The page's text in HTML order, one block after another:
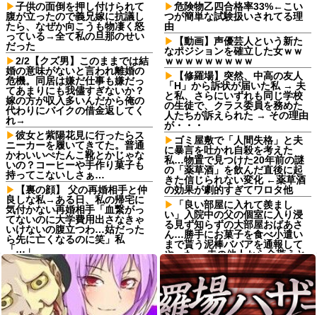
子供の面倒を押し付けられて
腹が立ったので義兄嫁に抗議し
たら、なぜか向こうも物凄く怒
っている→全て私の旦那のせい
だった
2/2【クズ男】このままでは結
婚の意味がないと言われ離婚の
危機。同居は嫌だ仕事も嫌だっ
てあまりにも我儘すぎないか？
嫁の方が収入多いんだから俺の
代わりにバイクの借金返してく
れ→
彼女と紫陽花見に行ったらス
ニーカーを履いてきてた。普通
かわいいぺたんこ靴とかじゃな
いの？コーヒーや手作り菓子も
持ってこないしさぁ…
【裏の顔】 父の再婚相手と仲
良しな私→ある日、私の帰宅に
気付かない再婚相手「血繋がっ
てないのに大学費用出さなきゃ
いけないの腹立つわ…姑だった
ら先に亡くなるのに笑」私
「…」
義姉のお子さんは犬だけど犬
と言うと精神が不安定になる
女性「20歳で一括購入したア
ルファード素敵！」←レンタカ
ーだろと批判殺到
危険物乙四合格率33%←こい
つが簡単な試験扱いされてる理
由
【動画】声優芸人という新た
なポジションを確立した女ｗｗ
ｗｗｗｗｗｗｗｗｗ
【修羅場】突然、中高の友人
「H」から訴状が届いた私 → 夫
と私、さらにいずれも同じ学校
の生徒で、クラス委員を務めた
人たちが訴えられた → その理由
が・・・
ゴミ屋敷で「人間失格」と夫
に暴言を吐かれ自殺を考えた
私…物置で見つけた20年前の謎
の「薬草酒」を飲んだ直後に起
きた信じられない変化 ←薬草酒
の効果が劇的すぎてワロタ他
「良い部屋に入れて羨まし
い」入院中の父の個室に入り浸
る見ず知らずの大部屋おばあさ
ん…勝手にお菓子を食べ小遣い
まで貰う泥棒ババアを通報して
やった ←赤の他人から金貰うと
か図々しいにも程がある
同僚ママ「いや…これはあ
の…今月、旦那の収入が少なく
て…」私「はい？」→ 同僚ママ
が隠したものを見ると・・・